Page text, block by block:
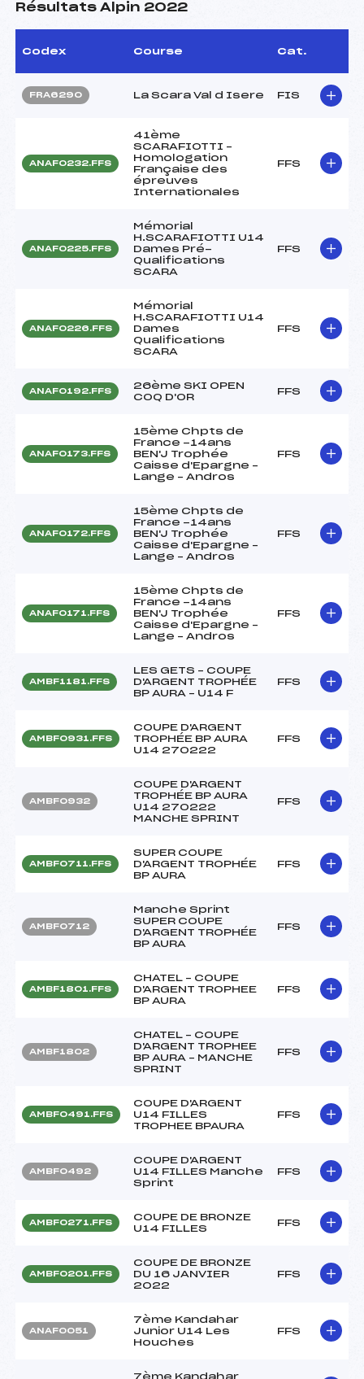
Résultats Alpin 2022
Codex Course Cat.
FRA6290 La Scara Val d Isere FIS
ANAF0232.FFS
41ème
SCARAFIOTTI –
Homologation
Française des
épreuves
Internationales
FFS
ANAF0225.FFS
Mémorial
H.SCARAFIOTTI U14
Dames Pré-
Qualifications
SCARA
FFS
ANAF0226.FFS
Mémorial
H.SCARAFIOTTI U14
Dames
Qualifications
SCARA
FFS
ANAF0192.FFS
26ème SKI OPEN
COQ D'OR
FFS
ANAF0173.FFS
15ème Chpts de
France -14ans
BEN'J Trophée
Caisse d'Epargne –
Lange – Andros
FFS
ANAF0172.FFS
15ème Chpts de
France -14ans
BEN'J Trophée
Caisse d'Epargne –
Lange – Andros
FFS
ANAF0171.FFS
15ème Chpts de
France -14ans
BEN'J Trophée
Caisse d'Epargne –
Lange – Andros
FFS
AMBF1181.FFS
LES GETS – COUPE
D'ARGENT TROPHÉE
BP AURA – U14 F
FFS
AMBF0931.FFS
COUPE D'ARGENT
TROPHÉE BP AURA
U14 270222
FFS
AMBF0932
COUPE D'ARGENT
TROPHÉE BP AURA
U14 270222
MANCHE SPRINT
FFS
AMBF0711.FFS
SUPER COUPE
D'ARGENT TROPHÉE
BP AURA
FFS
AMBF0712
Manche Sprint
SUPER COUPE
D'ARGENT TROPHÉE
BP AURA
FFS
AMBF1801.FFS
CHATEL – COUPE
D'ARGENT TROPHEE
BP AURA
FFS
AMBF1802
CHATEL – COUPE
D'ARGENT TROPHEE
BP AURA – MANCHE
SPRINT
FFS
AMBF0491.FFS
COUPE D'ARGENT
U14 FILLES
TROPHEE BPAURA
FFS
AMBF0492
COUPE D'ARGENT
U14 FILLES Manche
Sprint
FFS
AMBF0271.FFS
COUPE DE BRONZE
U14 FILLES
FFS
AMBF0201.FFS
COUPE DE BRONZE
DU 16 JANVIER
2022
FFS
ANAF0051
7ème Kandahar
Junior U14 Les
Houches
FFS
7ème Kandahar